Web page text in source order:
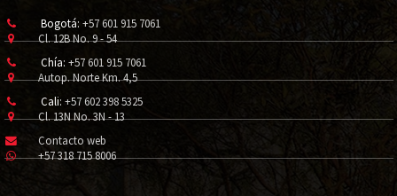
Bogotá: +57 601 915 7061
Cl. 12B No. 9 - 54
Chía: +57 601 915 7061
Autop. Norte Km. 4,5
Cali: +57 602 398 5325
Cl. 13N No. 3N - 13
Contacto web
+57 318 715 8006